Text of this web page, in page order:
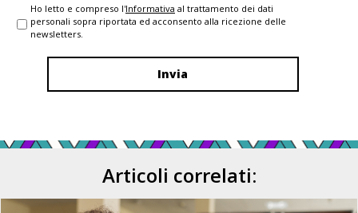
Ho letto e compreso l'Informativa al trattamento dei dati
personali sopra riportata ed acconsento alla ricezione delle
newsletters.
Articoli correlati: